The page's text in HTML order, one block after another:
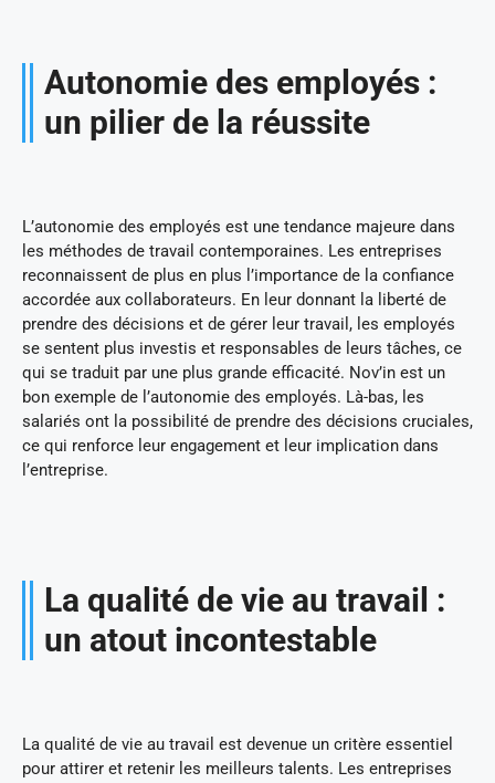
Autonomie des employés :
un pilier de la réussite
L’autonomie des employés est une tendance majeure dans
les méthodes de travail contemporaines. Les entreprises
reconnaissent de plus en plus l’importance de la confiance
accordée aux collaborateurs. En leur donnant la liberté de
prendre des décisions et de gérer leur travail, les employés
se sentent plus investis et responsables de leurs tâches, ce
qui se traduit par une plus grande efficacité. Nov’in est un
bon exemple de l’autonomie des employés. Là-bas, les
salariés ont la possibilité de prendre des décisions cruciales,
ce qui renforce leur engagement et leur implication dans
l’entreprise.
La qualité de vie au travail :
un atout incontestable
La qualité de vie au travail est devenue un critère essentiel
pour attirer et retenir les meilleurs talents. Les entreprises